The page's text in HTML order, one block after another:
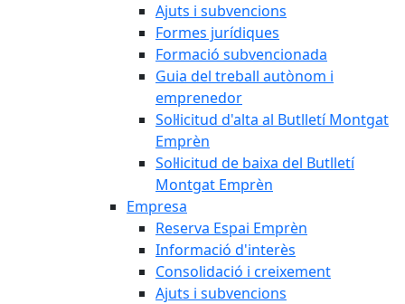
Ajuts i subvencions
Formes jurídiques
Formació subvencionada
Guia del treball autònom i
emprenedor
Sol·licitud d'alta al Butlletí Montgat
Emprèn
Sol·licitud de baixa del Butlletí
Montgat Emprèn
Empresa
Reserva Espai Emprèn
Informació d'interès
Consolidació i creixement
Ajuts i subvencions